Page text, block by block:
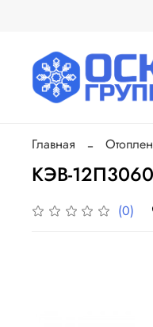
Главная
КЭВ-
(0)